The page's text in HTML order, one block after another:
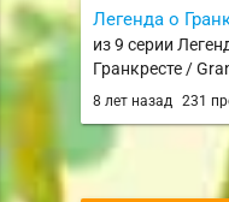
Легенда о
из 9 серии
Гранкресте /
8 лет назад 231